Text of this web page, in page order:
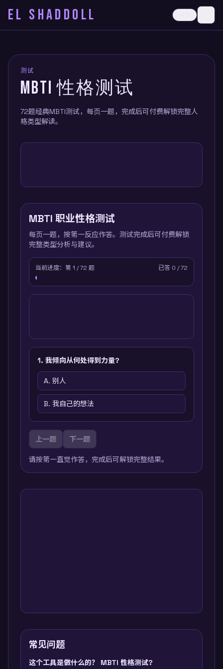
EL SHADDOLL 打
测试
MBTI 性格测试
72题经典MBTI测试，每页一题，完成后可付费解锁完整人
格类型解读。
MBTI 职业性格测试
每页一题，按第一反应作答。测试完成后可付费解锁
完整类型分析与建议。
当前进度：第 1 /72 题 已答 0 /72
1. 我倾向从何处得到力量?
A. 别人
B. 我自己的想法
上一题 下一题
请按第一直觉作答，完成后可解锁完整结果。
常见问题
这个工具是做什么的？ MBTI 性格测试?